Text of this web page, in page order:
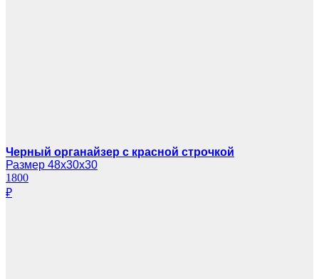
Черный органайзер с красной строчкой
Размер 48х30х30
1800
₽